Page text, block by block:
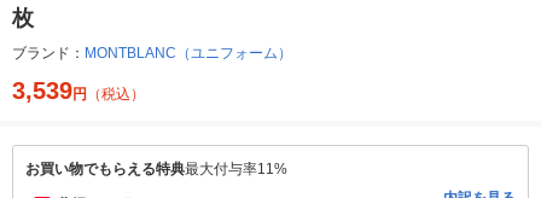
枚
ブランド： MONTBLANC（ユニフォーム）
3,539円 （税込）
お買い物でもらえる特典最大付与率11%